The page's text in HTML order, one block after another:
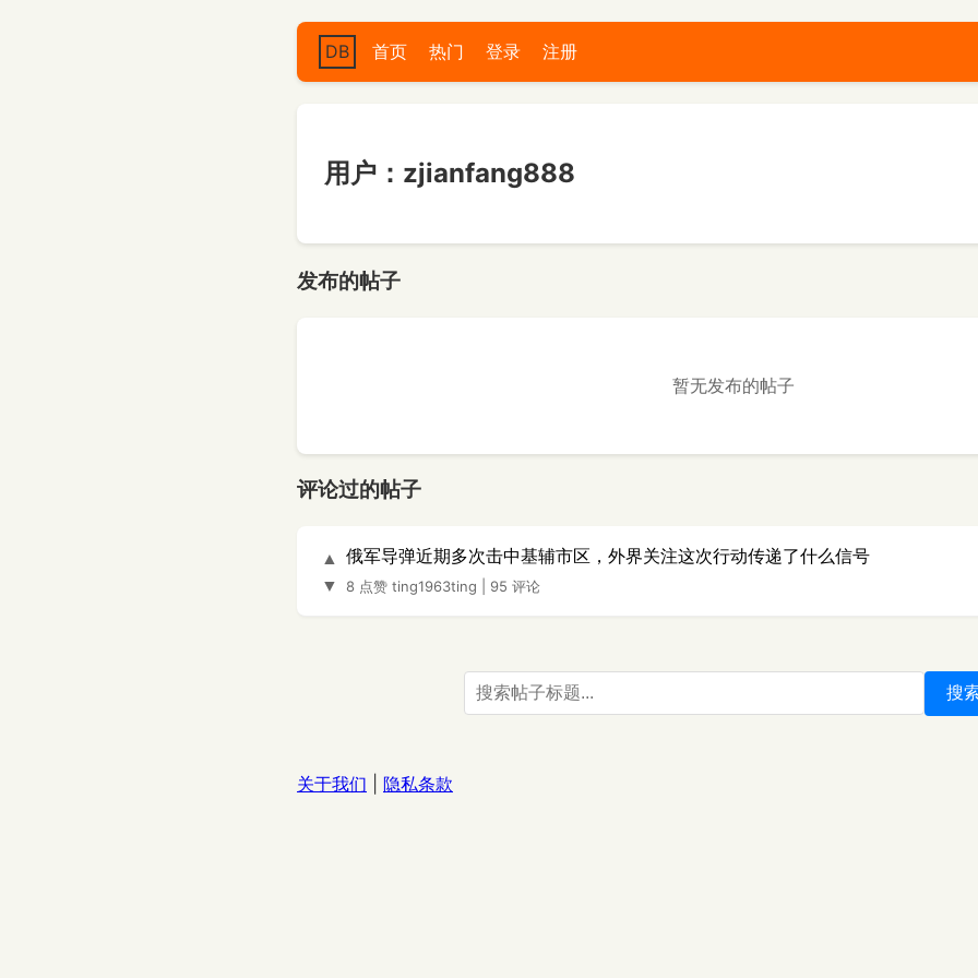
DB 首页 热门 登录 注册
用户：zjianfang888
发布的帖子
暂无发布的帖子
评论过的帖子
▲
▼
俄军导弹近期多次击中基辅市区，外界关注这次行动传递了什么信号
8 点赞 ting1963ting 95 评论
搜
关于我们 隐私条款